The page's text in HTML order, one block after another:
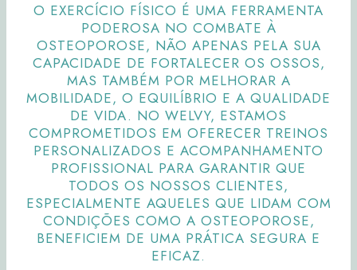
O EXERCÍCIO FÍSICO É UMA FERRAMENTA
PODEROSA NO COMBATE À
OSTEOPOROSE, NÃO APENAS PELA SUA
CAPACIDADE DE FORTALECER OS OSSOS,
MAS TAMBÉM POR MELHORAR A
MOBILIDADE, O EQUILÍBRIO E A QUALIDADE
DE VIDA. NO WELVY, ESTAMOS
COMPROMETIDOS EM OFERECER TREINOS
PERSONALIZADOS E ACOMPANHAMENTO
PROFISSIONAL PARA GARANTIR QUE
TODOS OS NOSSOS CLIENTES,
ESPECIALMENTE AQUELES QUE LIDAM COM
CONDIÇÕES COMO A OSTEOPOROSE,
BENEFICIEM DE UMA PRÁTICA SEGURA E
EFICAZ.